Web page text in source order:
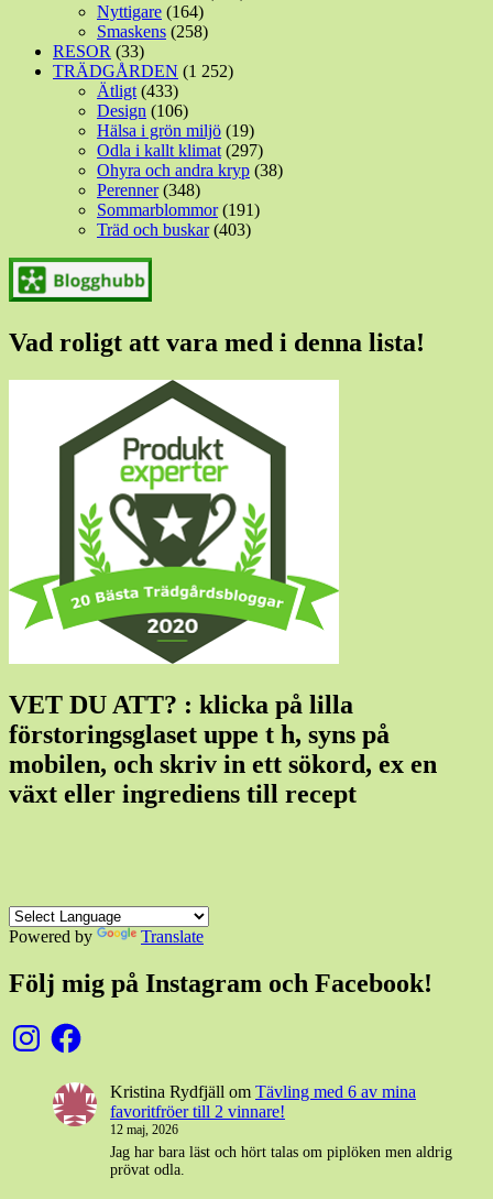
Nyttigare (164)
Smaskens (258)
RESOR (33)
TRÄDGÅRDEN (1 252)
Ätligt (433)
Design (106)
Hälsa i grön miljö (19)
Odla i kallt klimat (297)
Ohyra och andra kryp (38)
Perenner(348)
Sommarblommor(191)
Träd och buskar(403)
Vad roligt att vara med i denna lista!
VET DU ATT? : klicka på lilla
förstoringsglaset uppe t h, syns på
mobilen, och skriv in ett sökord, ex en
växt eller ingrediens till recept
Powered by Translate
Följ mig på Instagram och Facebook!
InstagramFacebook
Kristina Rydfjäll om Tävling med 6 av mina
favoritfröer till 2 vinnare!
12 maj, 2026
Jag har bara läst och hört talas om piplöken men aldrig
prövat odla.